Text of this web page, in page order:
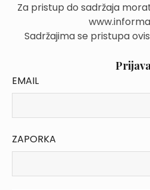
Za pristup do sadržaja
Sadržajima se pristupa
EMAIL
ZAPORKA